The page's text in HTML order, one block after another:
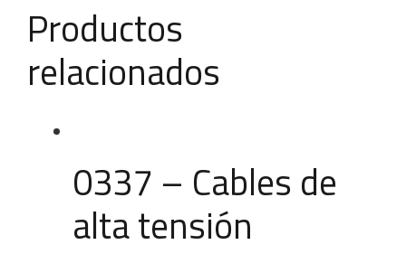
Productos
relacionados
0337 – Cables de
alta tensión